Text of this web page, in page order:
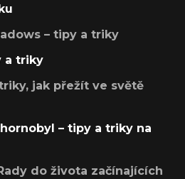
– tipy a triky
a triky
jak přežít ve světě
– tipy a triky na
do života začínajících